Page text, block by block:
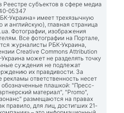
Реестре субъектов в сфере медиа
05347
Украина» имеет трехязычную
английскую), главная страница
. Фотографии, изображения
Все фотографии на Портале,
журналисты РБК-Украина,
Creative Commons Attribution
может не разделять точку
суждения не подлежат
их правдивости. За
ответственность несет
плашкой: "Пресс-
материал", "Promo",
размещаются на правах
правило, для лиц, достигших 21-